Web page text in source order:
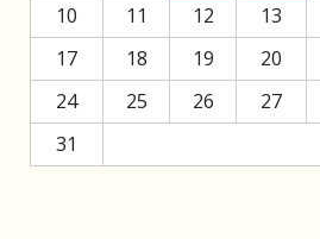
10
11 12 13
17
18 19 20
24
25 26 27
31